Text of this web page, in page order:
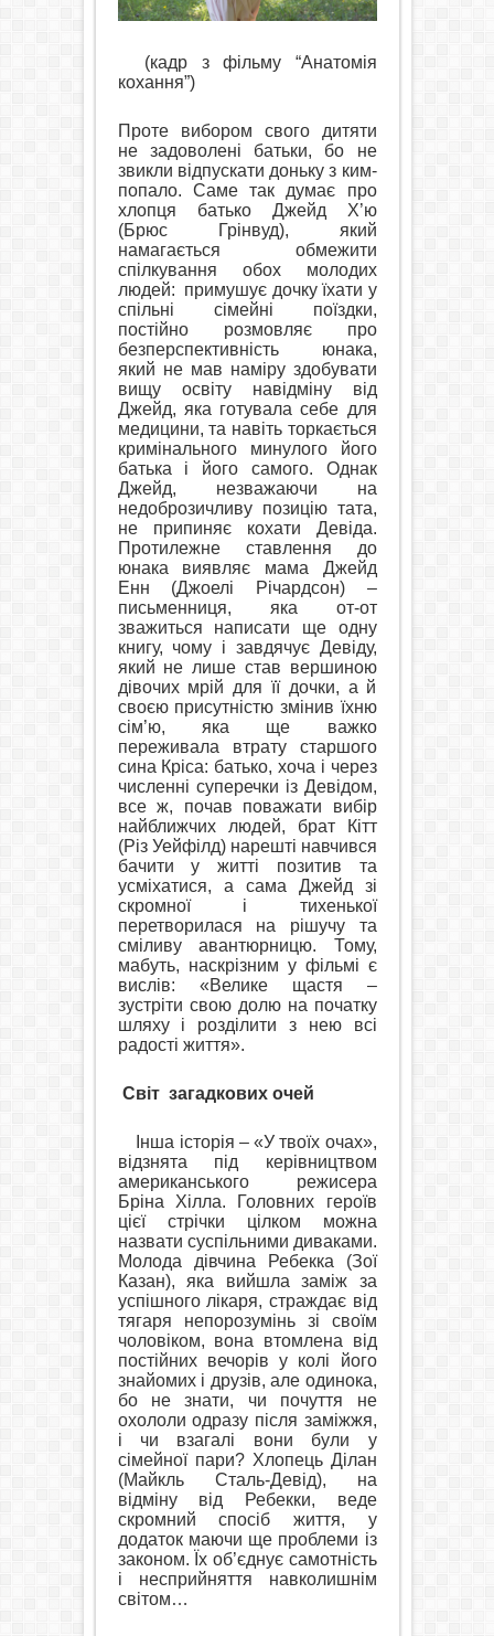
(кадр з фільму “Анатомія
кохання”)
Проте вибором свого дитяти
не задоволені батьки, бо не
звикли відпускати доньку з ким-
попало. Саме так думає про
хлопця батько Джейд Х’ю
(Брюс Грінвуд), який
намагається обмежити
спілкування обох молодих
людей: примушує дочку їхати у
спільні сімейні поїздки,
постійно розмовляє про
безперспективність юнака,
який не мав наміру здобувати
вищу освіту навідміну від
Джейд, яка готувала себе для
медицини, та навіть торкається
кримінального минулого його
батька і його самого. Однак
Джейд, незважаючи на
недоброзичливу позицію тата,
не припиняє кохати Девіда.
Протилежне ставлення до
юнака виявляє мама Джейд
Енн (Джоелі Річардсон) –
письменниця, яка от-от
зважиться написати ще одну
книгу, чому і завдячує Девіду,
який не лише став вершиною
дівочих мрій для її дочки, а й
своєю присутністю змінив їхню
сім’ю, яка ще важко
переживала втрату старшого
сина Кріса: батько, хоча і через
численні суперечки із Девідом,
все ж, почав поважати вибір
найближчих людей, брат Кітт
(Різ Уейфілд) нарешті навчився
бачити у житті позитив та
усміхатися, а сама Джейд зі
скромної і тихенької
перетворилася на рішучу та
сміливу авантюрницю. Тому,
мабуть, наскрізним у фільмі є
вислів: «Велике щастя –
зустріти свою долю на початку
шляху і розділити з нею всі
радості життя».
Світ загадкових очей
Інша історія – «У твоїх очах»,
відзнята під керівництвом
американського режисера
Бріна Хілла. Головних героїв
цієї стрічки цілком можна
назвати суспільними диваками.
Молода дівчина Ребекка (Зої
Казан), яка вийшла заміж за
успішного лікаря, страждає від
тягаря непорозумінь зі своїм
чоловіком, вона втомлена від
постійних вечорів у колі його
знайомих і друзів, але одинока,
бо не знати, чи почуття не
охололи одразу після заміжжя,
і чи взагалі вони були у
сімейної пари? Хлопець Ділан
(Майкль Сталь-Девід), на
відміну від Ребекки, веде
скромний спосіб життя, у
додаток маючи ще проблеми із
законом. Їх об’єднує самотність
і несприйняття навколишнім
світом…